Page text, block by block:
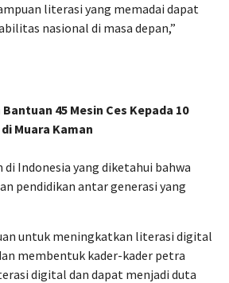
literasi yang memadai dapat
nasional di masa depan,”
45 Mesin Ces Kepada 10
Muara Kaman
Indonesia yang diketahui bahwa
pendidikan antar generasi yang
untuk meningkatkan literasi digital
membentuk kader-kader petra
digital dan dapat menjadi duta